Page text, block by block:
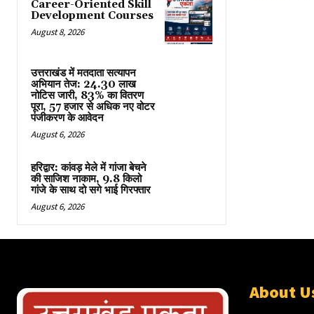
Career-Oriented Skill
Development Courses
August 8, 2026
उत्तराखंड में मतदाता सत्यापन
अभियान तेज: 24.30 लाख
नोटिस जारी, 83% का वितरण
पूरा, 57 हजार से अधिक नए वोटर
पंजीकरण के आवेदन
August 6, 2026
हरिद्वार: कांवड़ मेले में गांजा बेचने
की साजिश नाकाम, 9.8 किलो
गांजे के साथ दो सगे भाई गिरफ्तार
August 6, 2026
About